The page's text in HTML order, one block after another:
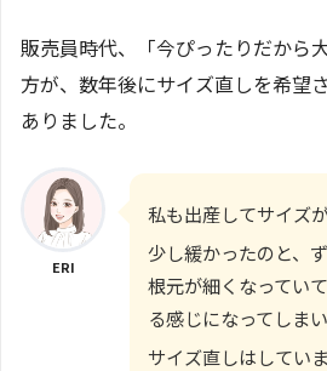
販売員時代、「今ぴったりだから
方が、数年後にサイズ直しを希望
ありました。
ERI
私も出産してサイズ
少し緩かったのと、
根元が細くなってい
る感じになってしま
サイズ直しはしていま